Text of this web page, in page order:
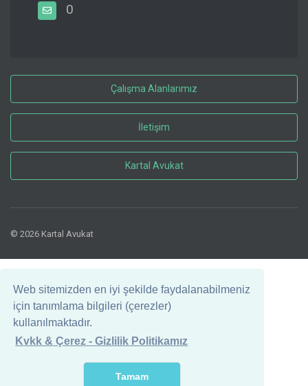
Web sitemizden en iyi şekilde faydalanabilmeniz
için tanımlama bilgileri (çerezler)
kullanılmaktadır.
Kvkk & Çerez - Gizlilik Politikamız
Tamam
0
Çalışma Alanlarımız
İletişim
Kartal Avukat
© 2026 Kartal Avukat